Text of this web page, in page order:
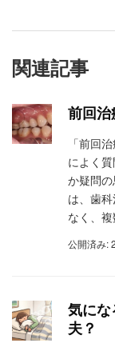
関連記事
前回治
「前回
によく
か疑問
は、歯
なく、
公開済み:
気に
夫？